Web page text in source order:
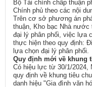
Bộ Tài chính chấp thuận
Chính phủ theo các nội
Trên cơ sở phương án
thuận, Kho bạc Nhà
đại lý phân phối, việc lựa
thực hiện theo quy định:
lựa chọn đại lý phân phối.
Quy định mới về khung
Có hiệu lực từ 30/1/2024,
quy định về khung tiêu
danh hiệu "Gia đình văn